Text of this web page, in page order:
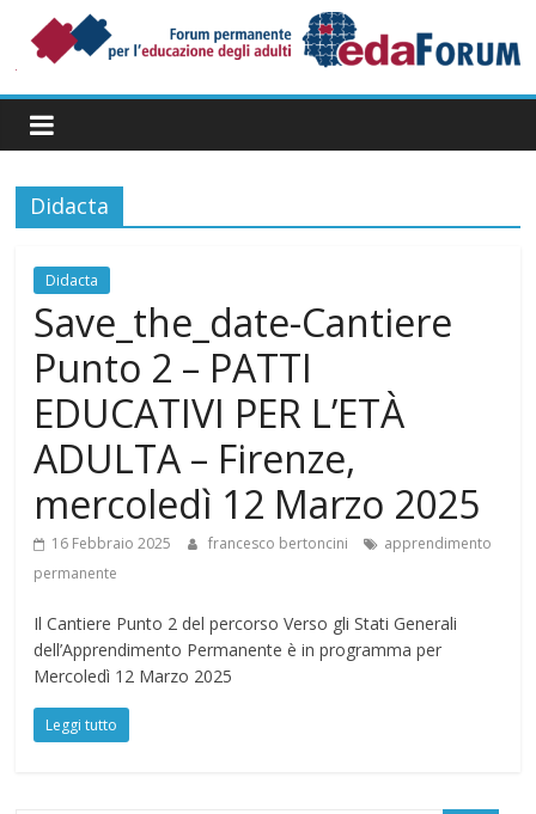
contenuto
Permanente
per
degli
Adulti
Didacta
Didacta
Save_the_date-Cantiere
Punto 2 – PATTI
EDUCATIVI PER L’ETÀ
ADULTA – Firenze,
mercoledì 12 Marzo 2025
16 Febbraio 2025 francesco bertoncini
apprendimento
permanente
Il Cantiere Punto 2 del percorso Verso gli Stati Generali
dell’Apprendimento Permanente è in programma per
Mercoledì 12 Marzo 2025
Leggi tutto